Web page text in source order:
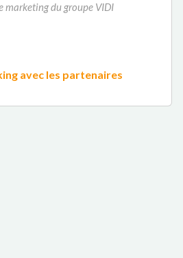
marketing du groupe VIDI
avec les partenaires